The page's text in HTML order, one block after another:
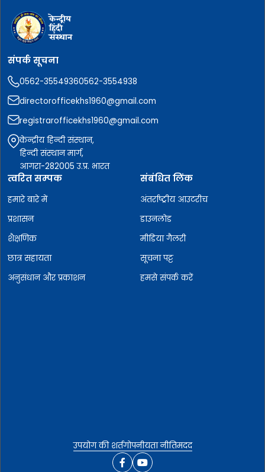
संपर्क सूचना
0562-35549360562-3554938
directorofficekhs1960@gmail.com
registrarofficekhs1960@gmail.com
केन्द्रीय हिन्दी संस्थान,
हिन्दी संस्थान मार्ग,
आगरा-282005 उ.प्र. भारत
त्वरित सम्पक
हमारे बारे में
प्रशासन
शैक्षणिक
छात्र सहायता
अनुसंधान और प्रकाशन
संबंधित लिंक
अंतर्राष्ट्रीय आउटरीच
डाउनलोड
मीडिया गैलरी
सूचना पट्ट
हमसे संपर्क करें
उपयोग की शर्तगोपनीयता नीतिमदद